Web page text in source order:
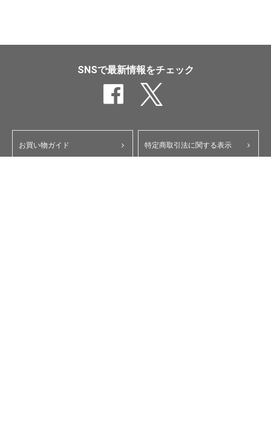
SNSで最新情報をチェック
お買い物ガイド 特定商取引法に関する表示